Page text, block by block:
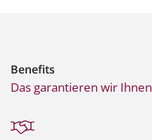
Benefits
Das garantieren wir Ihnen